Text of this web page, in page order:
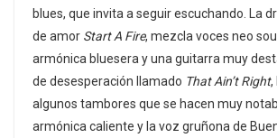
blues, que invita a seguir escuchando. La
de amor Start A Fire, mezcla voces neo
armónica bluesera y una guitarra muy
de desesperación llamado That Ain’t Right,
algunos tambores que se hacen muy
armónica caliente y la voz gruñona de